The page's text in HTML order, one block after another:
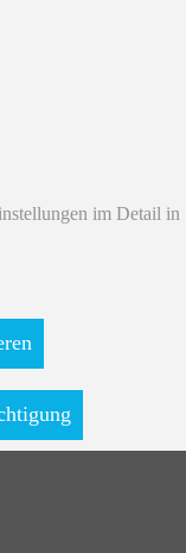
im Detail in